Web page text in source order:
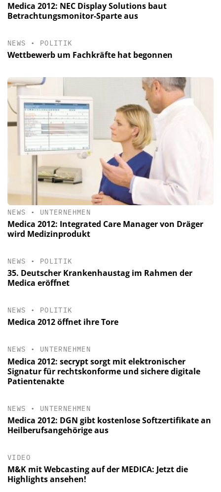
Medica 2012: NEC Display Solutions baut
Betrachtungsmonitor-Sparte aus
NEWS • POLITIK
Wettbewerb um Fachkräfte hat begonnen
NEWS • UNTERNEHMEN
Medica 2012: Integrated Care Manager von Dräger
wird Medizinprodukt
NEWS • POLITIK
35. Deutscher Krankenhaustag im Rahmen der
Medica eröffnet
NEWS • POLITIK
Medica 2012 öffnet ihre Tore
NEWS • UNTERNEHMEN
Medica 2012: secrypt sorgt mit elektronischer
Signatur für rechtskonforme und sichere digitale
Patientenakte
NEWS • UNTERNEHMEN
Medica 2012: DGN gibt kostenlose Softzertifikate an
Heilberufsangehörige aus
VIDEO
M&K mit Webcasting auf der MEDICA: Jetzt die
Highlights ansehen!